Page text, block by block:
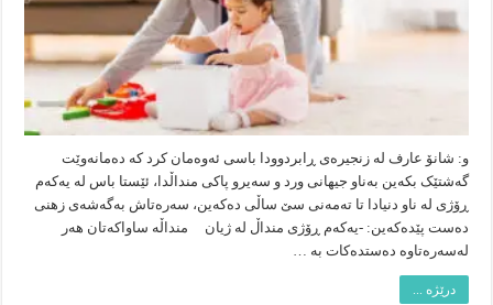
سێ
و: شانۆ عارف لە زنجیرەی ڕابردوودا باسی ئەوەمان کرد کە دەمانەوێت
گەشتێک بکەین بەناو جیهانی ورد و سەیرو پاکی منداڵدا، ئێستا باس لە یەکەم
ڕۆژی لە ناو دنیادا تا تەمەنی سێ ساڵی دەكەین، سەرەتاش بەگەشەی زهنی
دەست پێدەکەین: -یەکەم ڕۆژی منداڵ لە ژیان منداڵە ساواکەتان هەر
لەسەرەتاوە دەستدەکات بە …
درێژە ...